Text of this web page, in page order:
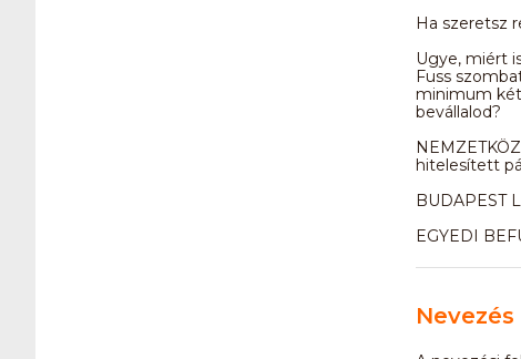
Ha szeretsz
Ugye, miért
Fuss
minimum
bevállalod?
hitelesített
BUDAPEST
EGYEDI
Nevezés